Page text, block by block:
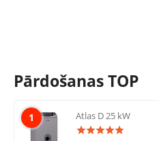
Pārdošanas TOP
1 Atlas D 25 kW